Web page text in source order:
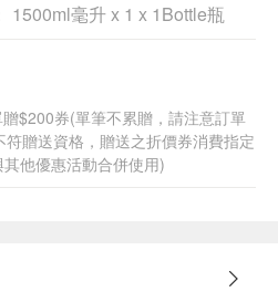
1500ml毫升 x 1 x 1Bottle瓶
$200券(單筆不累贈，請注意訂單
贈送資格，贈送之折價券消費指定
他優惠活動合併使用)